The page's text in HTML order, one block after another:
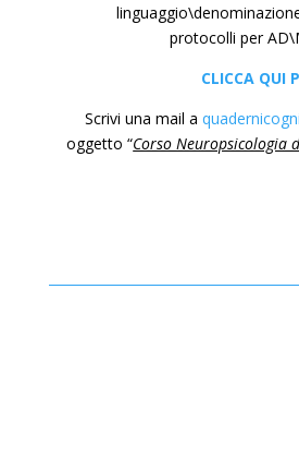
protocolli per
CLICCA QUI
Scrivi una mail a
oggetto “Corso Neuropsicologia